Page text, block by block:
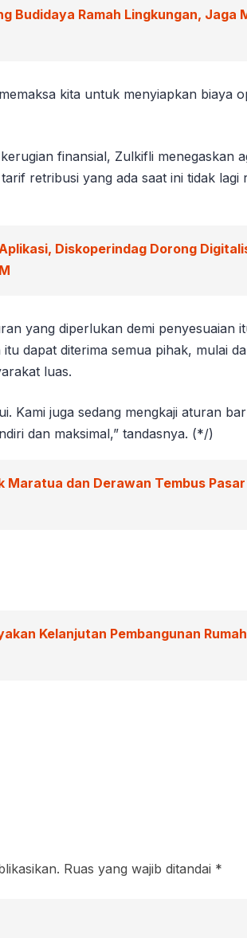
Budidaya Ramah Lingkungan, Jaga
kita untuk menyiapkan biaya
finansial, Zulkifli menegaskan
retribusi yang ada saat ini tidak lagi
Diskoperindag Dorong
yang diperlukan demi penyesuaian
dapat diterima semua pihak, mulai
luas.
Kami juga sedang mengkaji aturan
dan maksimal,” tandasnya. (*/)
Maratua dan Derawan Tembus
Kelanjutan Pembangunan
Ruas yang wajib ditandai *